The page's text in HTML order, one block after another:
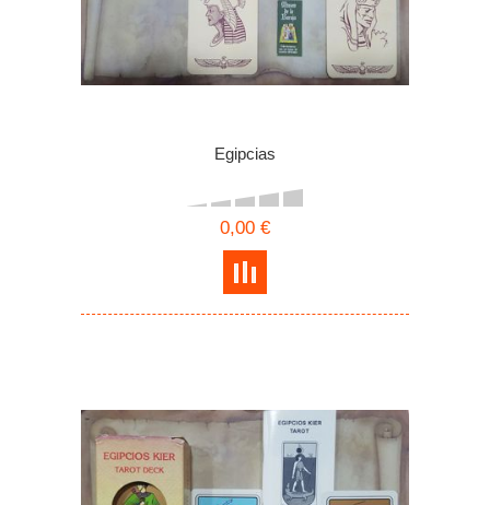
Egipcias
0,00 €